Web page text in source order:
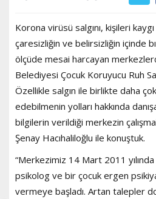
Korona virüsü salgını, kişileri
çaresizliğin ve belirsizliğin içinde
ölçüde mesai harcayan
Belediyesi Çocuk Koruyucu Ruh
Özellikle salgın ile birlikte daha
edebilmenin yolları hakkında
bilgilerin verildiği merkezin
Şenay Hacıhaliloğlu ile konuştuk.
“Merkezimiz 14 Mart 2011
psikolog ve bir çocuk ergen
vermeye başladı. Artan talepler